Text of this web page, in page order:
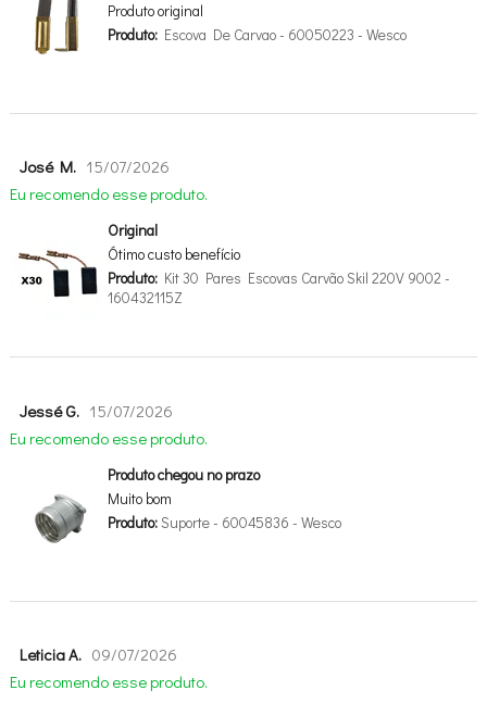
Produto original
Produto:Escova De Carvao - 60050223 - Wesco
José M. 15/07/2026
Eu recomendo esse produto.
Original
Ótimo custo benefício
Produto:Kit 30 Pares Escovas Carvão Skil 220V 9002 -
160432115Z
Jessé G. 15/07/2026
Eu recomendo esse produto.
Produto chegou no prazo
Muito bom
Produto:Suporte - 60045836 - Wesco
Leticia A. 09/07/2026
Eu recomendo esse produto.